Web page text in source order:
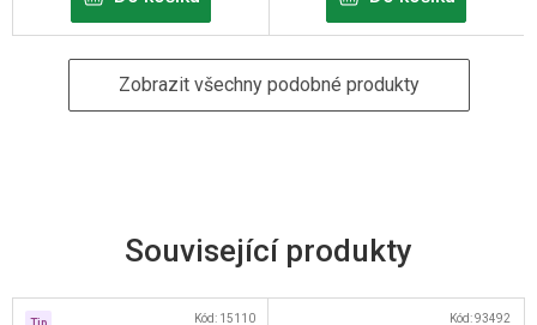
Související produkty
Kód: 15110 Kód:93492
Zobrazit všechny podobné produkty